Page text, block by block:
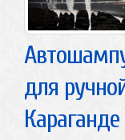
для
Караганде